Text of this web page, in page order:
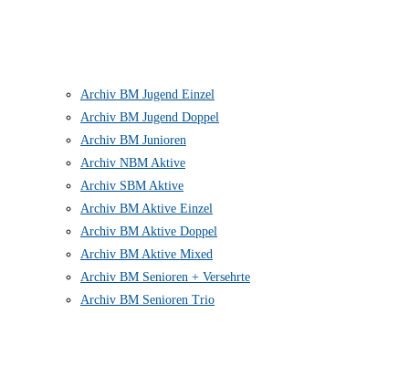
Archiv BM Jugend Einzel
Archiv BM Jugend Doppel
Archiv BM Junioren
Archiv NBM Aktive
Archiv SBM Aktive
Archiv BM Aktive Einzel
Archiv BM Aktive Doppel
Archiv BM Aktive Mixed
Archiv BM Senioren + Versehrte
Archiv BM Senioren Trio